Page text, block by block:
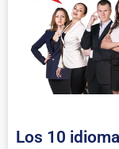
Los 10